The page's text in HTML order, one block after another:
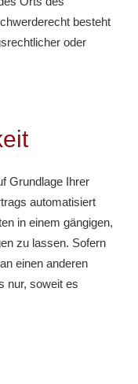
besteht
oder
Grundlage Ihrer
automatisiert
in einem gängigen,
zu lassen. Sofern
einen anderen
nur, soweit es